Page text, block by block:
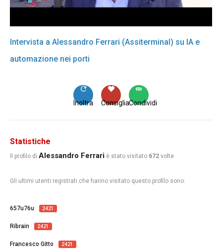
Intervista a Alessandro Ferrari (Assiterminal) su IA e
automazione nei porti
Condividi
Consiglia
Inoltra
Statistiche
Il profilo di Alessandro Ferrari è stato visitato 672 volte
Gli ultimi utenti registrati che hanno visitato questo profilo sono:
657u76u 2421
Ribrain 2421
Francesco Gitto 2421